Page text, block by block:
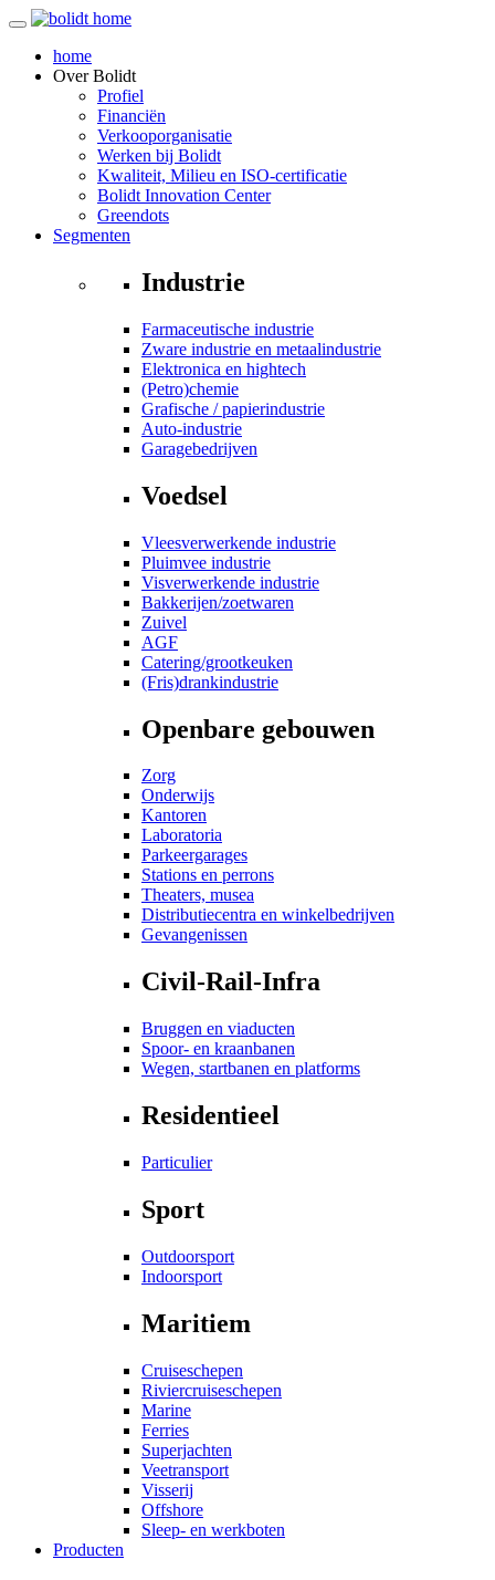
home
OverBolidt
Profiel
Financiën
Verkooporganisatie
Werken bij Bolidt
Kwaliteit, Milieu en ISO-certificatie
Bolidt Innovation Center
Greendots
Segmenten
Industrie
Farmaceutische industrie
Zware industrie en metaalindustrie
Elektronica en hightech
(Petro)chemie
Grafische / papierindustrie
Auto-industrie
Garagebedrijven
Voedsel
Vleesverwerkende industrie
Pluimvee industrie
Visverwerkende industrie
Bakkerijen/zoetwaren
Zuivel
AGF
Catering/grootkeuken
(Fris)drankindustrie
Openbare gebouwen
Zorg
Onderwijs
Kantoren
Laboratoria
Parkeergarages
Stations en perrons
Theaters, musea
Distributiecentra en winkelbedrijven
Gevangenissen
Civil-Rail-Infra
Bruggen en viaducten
Spoor- en kraanbanen
Wegen, startbanen en platforms
Residentieel
Particulier
Sport
Outdoorsport
Indoorsport
Maritiem
Cruiseschepen
Riviercruiseschepen
Marine
Ferries
Superjachten
Veetransport
Visserij
Offshore
Sleep- en werkboten
Producten